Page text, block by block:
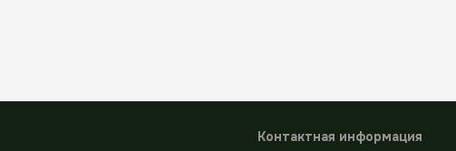
Контактная информация